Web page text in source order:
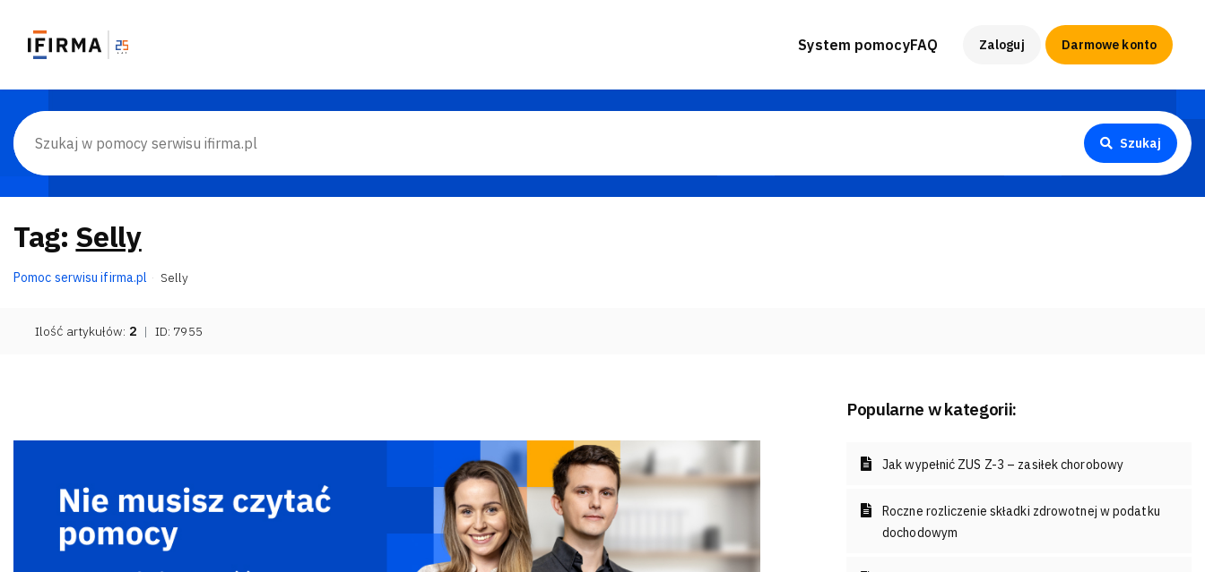
System pomocyFAQ Zaloguj Darmowe konto
Szukaj
Tag: Selly
Pomoc serwisu ifirma.pl Selly
Ilość artykułów: 2 | ID: 7955
Popularne w kategorii:
Jak wypełnić ZUS Z-3 – zasiłek chorobowy
Roczne rozliczenie składki zdrowotnej w podatku
dochodowym